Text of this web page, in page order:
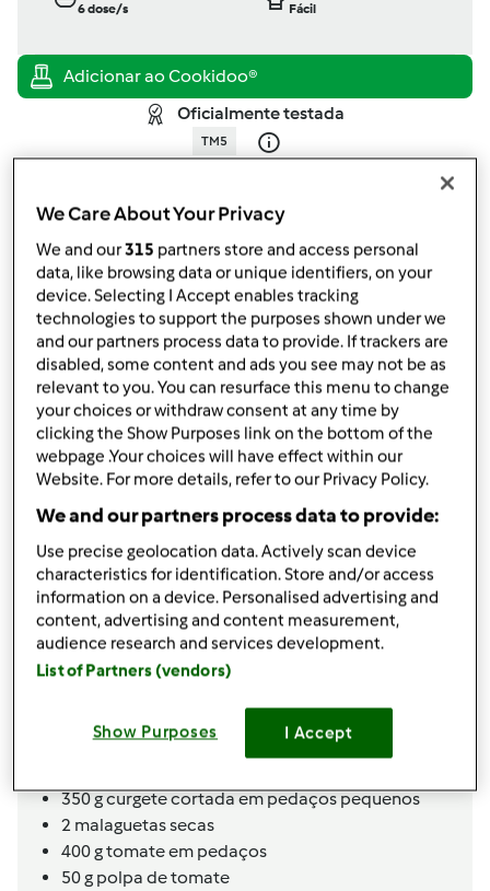
6dose/s
Fácil
Oficialmente testada
TM5
alterado: 27.03.2019
Adicionar às minhas coleções
Partilhar receita
Criar uma variante
Ingredientes
Chilli Vegetariano
35góleo vegetal
300gcebola cortada em pedaços
2dentes de alho
1c. chácominhos
1c. chácoentros em pó
em pedaços
gpimento verde s/ sementes cortado em
350gcurgete cortada em pedaços pequenos
2 malaguetas secas
400gtomate em pedaços
50g polpa de tomate
We Care About Your Privacy
We and our315 partners store and access personal
data, like browsing data or unique identifiers, on your
device. Selecting I Accept enables tracking
technologies to support the purposes shown under we
and our partners process data to provide. If trackers are
disabled, some content and ads you see may not be as
relevant to you. You can resurface this menu to change
your choices or withdraw consent at any time by
clicking the Show Purposes link on the bottom of the
webpage .Your choices will have effect within our
Website. For more details, refer to our Privacy Policy.
We and our partners process data to provide:
Use precise geolocation data. Actively scan device
characteristics for identification. Store and/or access
information on a device. Personalised advertising and
content, advertising and content measurement,
audience research and services development.
List of Partners (vendors)
Show Purposes I Accept